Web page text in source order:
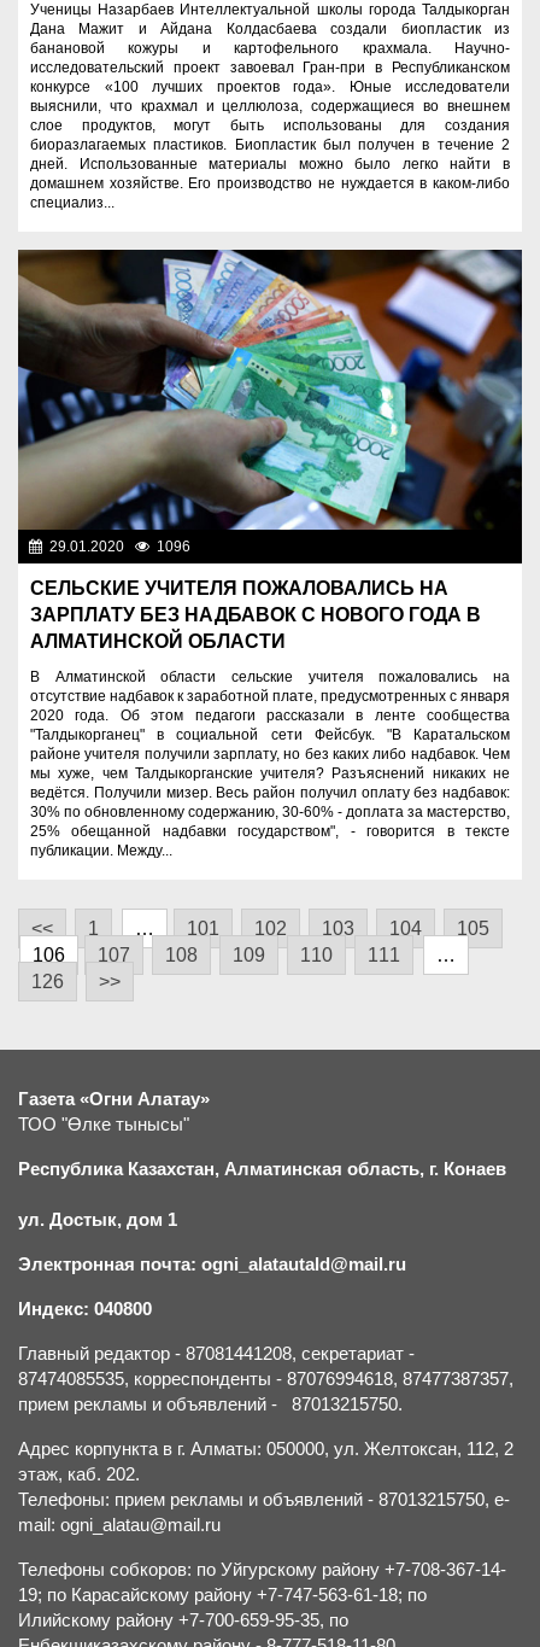
Ученицы Назарбаев Интеллектуальной школы города Талдыкорган
Дана Мажит и Айдана Колдасбаева создали биопластик из
банановой кожуры и картофельного крахмала. Научно-
исследовательский проект завоевал Гран-при в Республиканском
конкурсе «100 лучших проектов года». Юные исследователи
выяснили, что крахмал и целлюлоза, содержащиеся во внешнем
слое продуктов, могут быть использованы для создания
биоразлагаемых пластиков. Биопластик был получен в течение 2
дней. Использованные материалы можно было легко найти в
домашнем хозяйстве. Его производство не нуждается в каком-либо
специализ...
29.01.2020 1096
СЕЛЬСКИЕ УЧИТЕЛЯ ПОЖАЛОВАЛИСЬ НА
ЗАРПЛАТУ БЕЗ НАДБАВОК С НОВОГО ГОДА В
АЛМАТИНСКОЙ ОБЛАСТИ
В Алматинской области сельские учителя пожаловались на
отсутствие надбавок к заработной плате, предусмотренных с января
2020 года. Об этом педагоги рассказали в ленте сообщества
"Талдыкорганец" в социальной сети Фейсбук. "В Каратальском
районе учителя получили зарплату, но без каких либо надбавок. Чем
мы хуже, чем Талдыкорганские учителя? Разъяснений никаких не
ведётся. Получили мизер. Весь район получил оплату без надбавок:
30% по обновленному содержанию, 30-60% - доплата за мастерство,
25% обещанной надбавки государством", - говорится в тексте
публикации. Между...
<< 1 … 101 102 103 104
105
106
107 108 109 110 111
…
126
>>
Газета «Огни Алатау»
ТОО "Өлке тынысы"
Республика Казахстан, Алматинская область, г. Конаев
ул. Достык, дом 1
Электронная почта: ogni_alatautald@mail.ru
Индекс: 040800
Главный редактор - 87081441208, секретариат -
87474085535, корреспонденты - 87076994618, 87477387357,
прием рекламы и объявлений - 87013215750.
Адрес корпункта в г. Алматы: 050000, ул. Желтоксан, 112, 2
этаж, каб. 202.
Телефоны: прием рекламы и объявлений - 87013215750, e-
mail: ogni_alatau@mail.ru
Телефоны собкоров: по Уйгурскому району +7-708-367-14-
19; по Карасайскому району +7-747-563-61-18; по
Илийскому району +7-700-659-95-35, по